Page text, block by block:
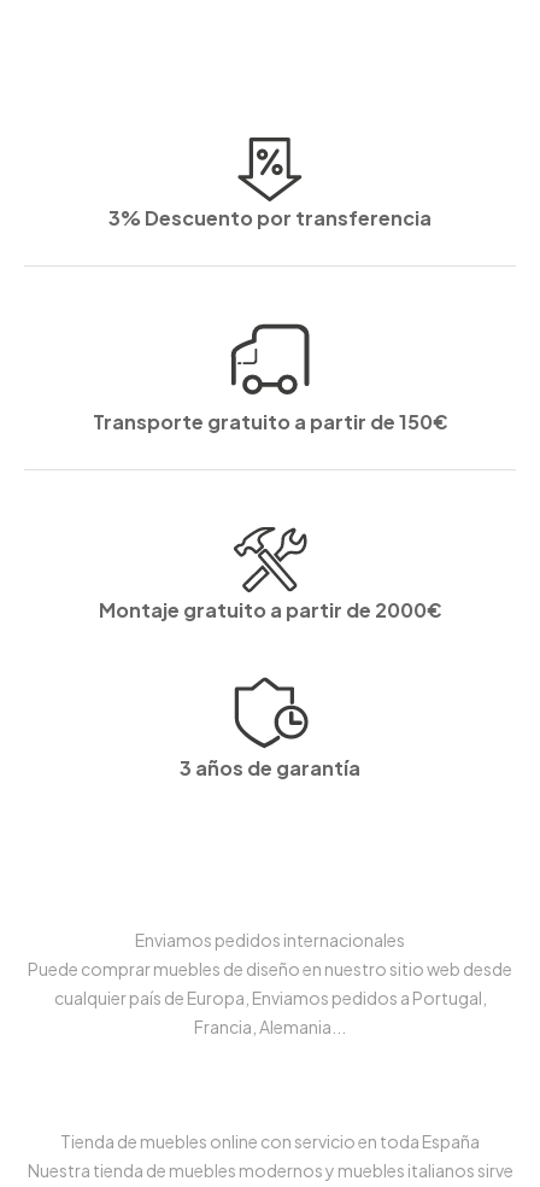
3% Descuento por transferencia
Transporte gratuito a partir de 150€
Montaje gratuito a partir de 2000€
3 años de garantía
Enviamos pedidos internacionales
Puede comprar muebles de diseño en nuestro sitio web desde
cualquier país de Europa, Enviamos pedidos a Portugal,
Francia, Alemania...
Tienda de muebles online con servicio en toda España
Nuestra tienda de muebles modernos y muebles italianos sirve